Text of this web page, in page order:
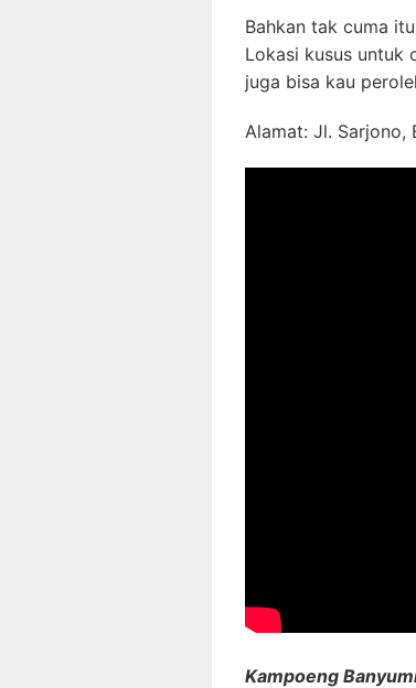
Bahkan tak cuma
Lokasi kusus untuk
juga bisa kau
Alamat: Jl. Sarjono,
Kampoeng